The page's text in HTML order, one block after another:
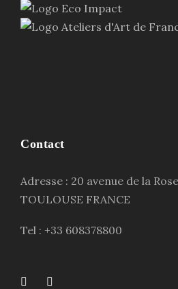
Contact
Adresse : 20 avenue de la
TOULOUSE FRANCE
Tel : +33 608378800